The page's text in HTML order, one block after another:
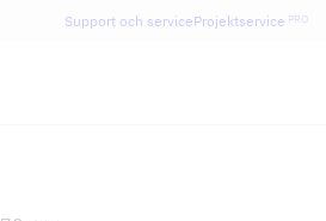
bostadssektion håller
29–31. Storköksverksamheten
Support och serviceProjektservice PRO